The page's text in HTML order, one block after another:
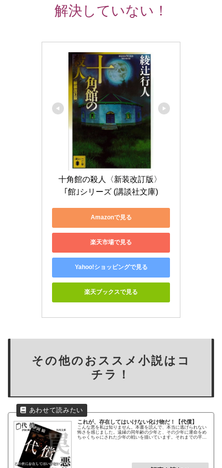
解決していない！
十角館の殺人〈新装改訂版〉
｢館｣シリーズ (講談社文庫)
Amazonで見る
楽天市場で見る
Yahoo!ショッピングで見る
楽天ブックスで見る
その他のおススメ小説はコ
チラ！
これが、存在してはいけない化け物だ！ 【代償】
こんな悪を私は知りません。本書を読んで、本当に逃げられない
怖さを感じました。遠縁の同年齢の少年と、その少年に運命をめ
ちゃくちゃにされた少年の戦いを描いています。それまでの平凡